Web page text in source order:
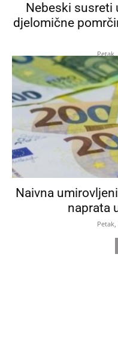
Nebeski susreti
djelomične
Petak,
Naivna
naprata